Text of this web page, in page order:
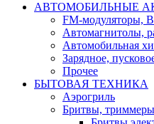
АВТОМОБИЛЬНЫЕ
FM-модуляторы,
Автомагнитолы,
Автомобильная
Зарядное,
Прочее
БЫТОВАЯ ТЕХНИКА
Аэрогриль
Бритвы, триммеры